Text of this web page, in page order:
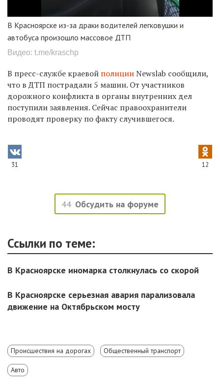
В Красноярске из-за драки водителей легковушки и
автобуса произошло массовое ДТП
Видео: t.me/kraschp
В пресс-службе краевой полицииNewslab сообщили,
что в ДТП пострадали 5 машин. От участников
дорожного конфликта в органы внутренних дел
поступили заявления. Сейчас правоохранители
проводят проверку по факту случившегося.
31 12
44 Обсудить на форуме
Ссылки по теме:
В Красноярске иномарка столкнулась со скорой
В Красноярске серьезная авария парализовала
движение на Октябрьском мосту
Происшествия на дорогах Общественный транспорт
Авто